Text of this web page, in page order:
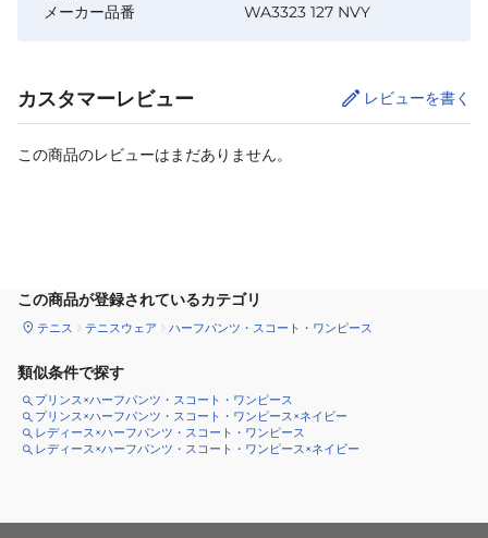
メーカー品番
WA3323 127 NVY
カスタマーレビュー レビューを書く
この商品のレビューはまだありません。
この商品が登録されているカテゴリ
テニス テニスウェア ハーフパンツ・スコート・ワンピース
類似条件で探す
プリンス×ハーフパンツ・スコート・ワンピース
プリンス×ハーフパンツ・スコート・ワンピース×ネイビー
レディース×ハーフパンツ・スコート・ワンピース
レディース×ハーフパンツ・スコート・ワンピース×ネイビー